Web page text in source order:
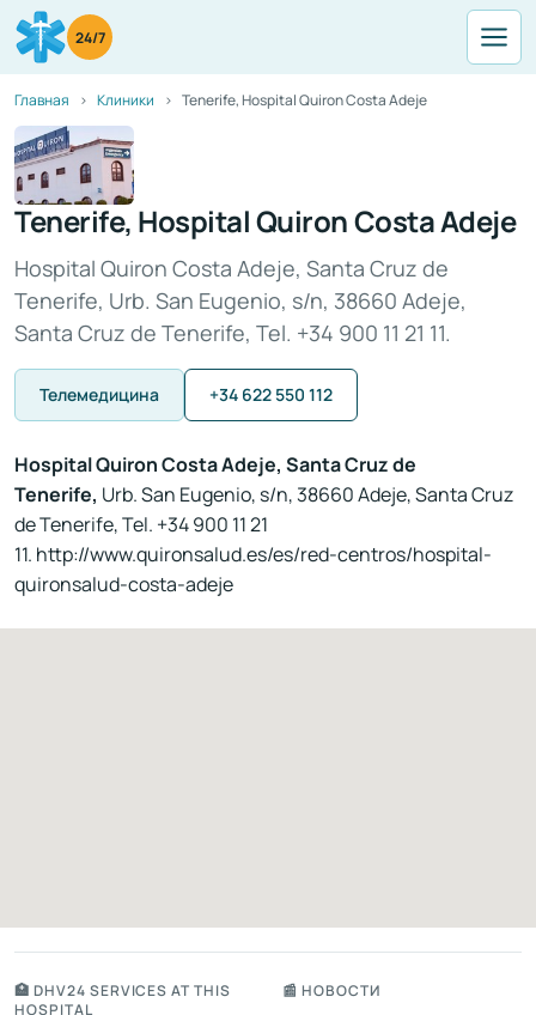
24/7
Главная Клиники Tenerife, Hospital Quiron Costa Adeje
Tenerife, Hospital Quiron Costa Adeje
Hospital Quiron Costa Adeje, Santa Cruz de
Tenerife, Urb. San Eugenio, s/n, 38660 Adeje,
Santa Cruz de Tenerife, Tel. +34 900 11 21 11.
Телемедицина +34 622 550 112
Hospital Quiron Costa Adeje, Santa Cruz de
Tenerife, Urb. San Eugenio, s/n, 38660 Adeje, Santa Cruz
de Tenerife, Tel. +34 900 11 21
11. http://www.quironsalud.es/es/red-centros/hospital-
quironsalud-costa-adeje
🏥 DHV24 SERVICES AT THIS
HOSPITAL
📰 НОВОСТИ